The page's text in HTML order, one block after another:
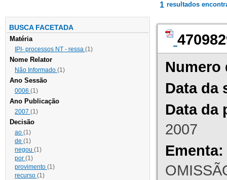
BUSCA FACETADA
Matéria
IPI- processos NT - ressa (1)
Nome Relator
Não Informado (1)
Ano Sessão
0006 (1)
Ano Publicação
2007 (1)
Decisão
ao (1)
de (1)
negou (1)
por (1)
provimento (1)
recurso (1)
1 resultados
Numero
Data da
Data da
2007
Ementa: